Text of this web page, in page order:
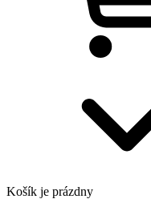
Košík je prázdny